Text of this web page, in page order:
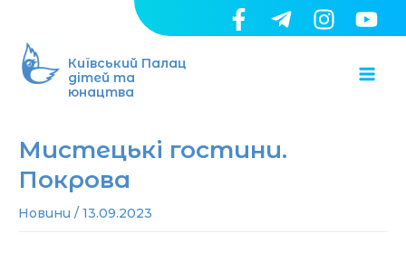
вмісту
Київський Палац
дітей та
юнацтва
Мистецькі гостини.
Покрова
Новини / 13.09.2023